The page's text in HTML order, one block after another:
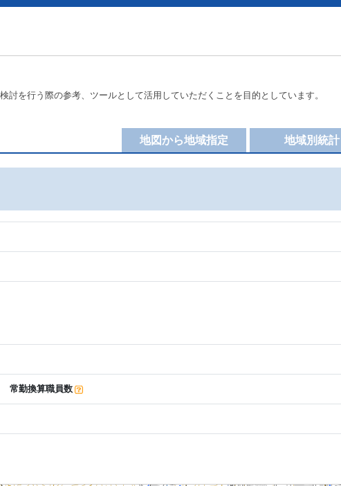
を行う際の参考、ツールとして活用していただくことを目的としています。
地域別統計
地図から地域指定
常勤換算職員数